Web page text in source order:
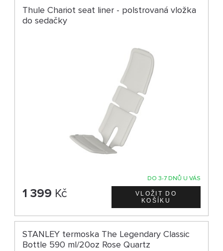
Thule Chariot seat liner - polstrovaná vložka
do sedačky
DO 3-7 DNŮ U VÁS
1 399 Kč
STANLEY termoska The Legendary Classic
Bottle 590 ml/20oz Rose Quartz